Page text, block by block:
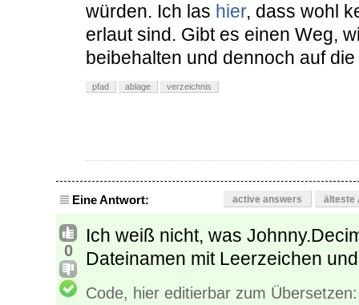
würden. Ich las hier, dass wohl
erlaut sind. Gibt es einen Weg,
beibehalten und dennoch auf
pfad ablage verzeichnis
Eine Antwort: active answers älteste
0
Ich weiß nicht, was
Dateinamen mit Leerzeichen
Code, hier editierbar zum Übersetzen: